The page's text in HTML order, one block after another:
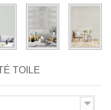
TOILE